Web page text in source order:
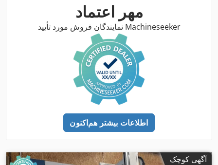
مهر اعتماد
نمایندگان فروش مورد تأیید Machineseeker
اطلاعات بیشتر هم‌اکنون
آگهی کوچک